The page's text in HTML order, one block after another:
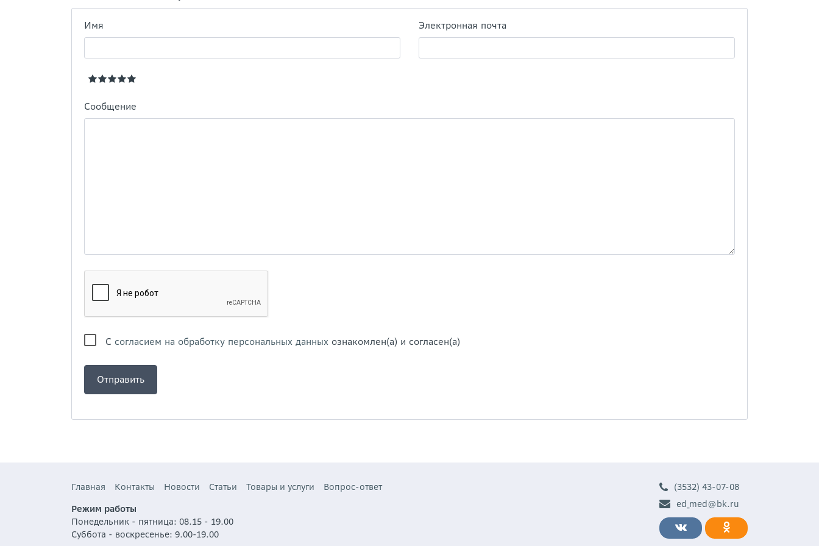
Имя Электронная почта
Сообщение
С согласием на обработку персональных данных ознакомлен(а) и согласен(а)
Главная Контакты Новости Статьи Товары и услуги
Вопрос-ответ
Режим работы
Понедельник - пятница: 08.15 - 19.00
Суббота - воскресенье: 9.00-19.00
(3532) 43-07-08
ed_med@bk.ru